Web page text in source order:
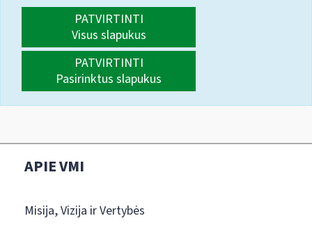
PATVIRTINTI
Visus slapukus
PATVIRTINTI
Pasirinktus slapukus
APIE VMI
Misija, Vizija ir Vertybės